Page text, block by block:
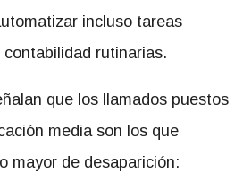
incluso tareas
rutinarias.
que los llamados puestos
media son los que
mayor de desaparición: